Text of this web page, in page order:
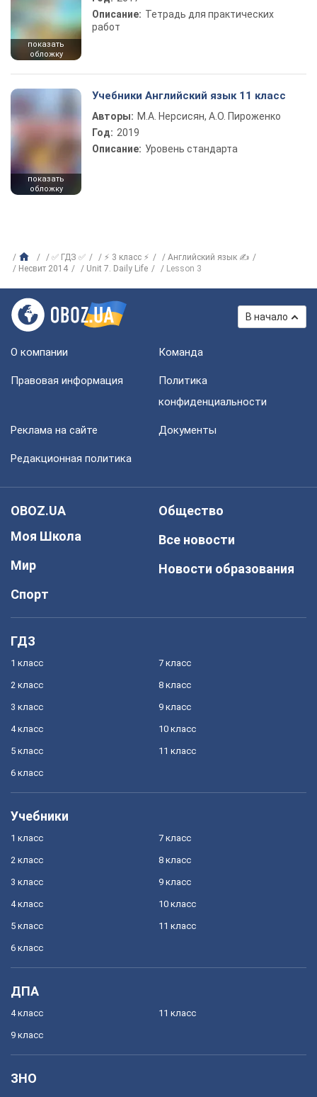
показать
обложку
Описание: Тетрадь для практических
работ
показать
обложку
Учебники Английский язык 11 класс
Авторы: М.А. Нерсисян, А.О. Пироженко
Год: 2019
Описание: Уровень стандарта
✅ ГДЗ ✅ ⚡ 3 класс ⚡
Английский язык ✍
Несвит 2014
Unit 7. Daily Life Lesson 3
В начало
О компании Команда
Правовая информация
Политика
конфиденциальности
Реклама на сайте Документы
Редакционная политика
OBOZ.UA
Моя Школа
Мир
Спорт
Общество
Все новости
Новости образования
ГДЗ
1 класс
2 класс
3 класс
4 класс
5 класс
6 класс
7 класс
8 класс
9 класс
10 класс
11 класс
Учебники
1 класс
2 класс
3 класс
4 класс
5 класс
6 класс
7 класс
8 класс
9 класс
10 класс
11 класс
ДПА
4 класс
9 класс
11 класс
ЗНО